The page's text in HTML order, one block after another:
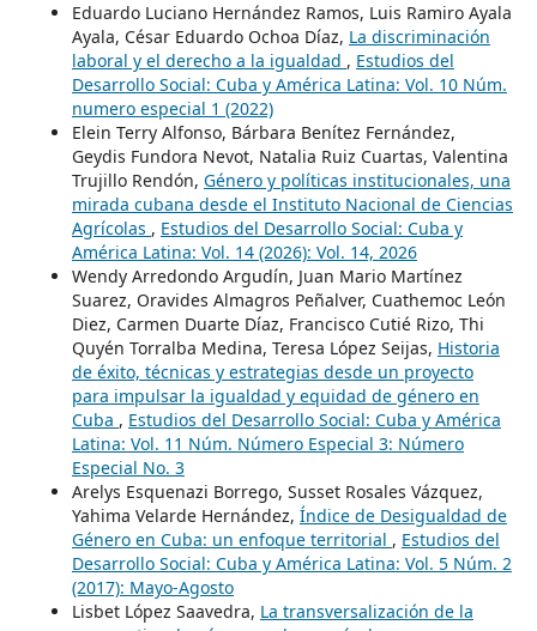
Eduardo Luciano Hernández Ramos, Luis Ramiro Ayala
Ayala, César Eduardo Ochoa Díaz, La discriminación
laboral y el derecho a la igualdad , Estudios del
Desarrollo Social: Cuba y América Latina: Vol. 10 Núm.
numero especial 1 (2022)
Elein Terry Alfonso, Bárbara Benítez Fernández,
Geydis Fundora Nevot, Natalia Ruiz Cuartas, Valentina
Trujillo Rendón, Género y políticas institucionales, una
mirada cubana desde el Instituto Nacional de Ciencias
Agrícolas , Estudios del Desarrollo Social: Cuba y
América Latina: Vol. 14 (2026): Vol. 14, 2026
Wendy Arredondo Argudín, Juan Mario Martínez
Suarez, Oravides Almagros Peñalver, Cuathemoc León
Diez, Carmen Duarte Díaz, Francisco Cutié Rizo, Thi
Quyén Torralba Medina, Teresa López Seijas, Historia
de éxito, técnicas y estrategias desde un proyecto
para impulsar la igualdad y equidad de género en
Cuba , Estudios del Desarrollo Social: Cuba y América
Latina: Vol. 11 Núm. Número Especial 3: Número
Especial No. 3
Arelys Esquenazi Borrego, Susset Rosales Vázquez,
Yahima Velarde Hernández, Índice de Desigualdad de
Género en Cuba: un enfoque territorial , Estudios del
Desarrollo Social: Cuba y América Latina: Vol. 5 Núm. 2
(2017): Mayo-Agosto
Lisbet López Saavedra, La transversalización de la